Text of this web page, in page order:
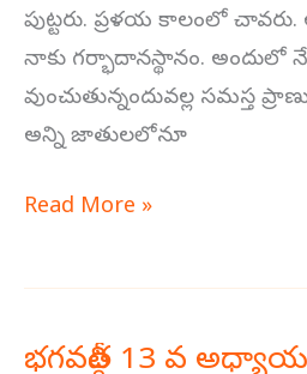
పుట్టరు. ప్రళయ కాలంలో చావరు.
నాకు గర్భాదానస్థానం. అందులో
వుంచుతున్నందువల్ల సమస్త
అన్ని జాతులలోనూ
Read More »
భగవద్గీత 13 వ
భగవద్గీత